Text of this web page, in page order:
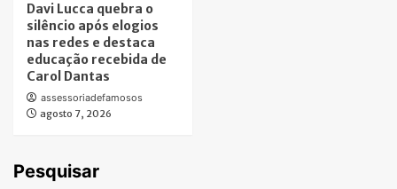
Davi Lucca quebra o
silêncio após elogios
nas redes e destaca
educação recebida de
Carol Dantas
assessoriadefamosos
agosto 7, 2026
Pesquisar